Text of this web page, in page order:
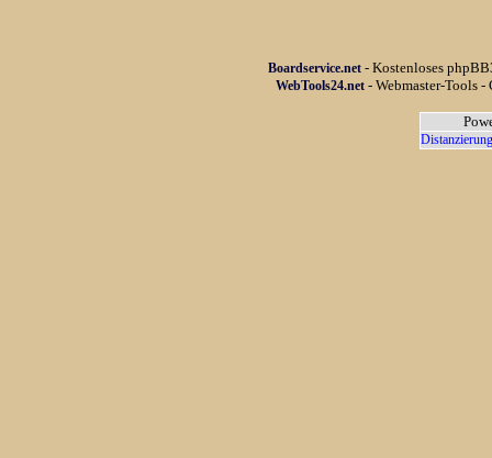
Boardservice.net- Kostenloses
WebTools24.net- Webmaster-Tools -